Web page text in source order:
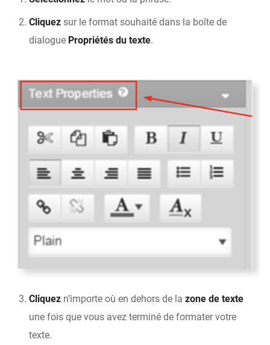
Cliquez sur le format souhaité dans la boîte de
dialogue Propriétés du texte.
Cliquez n’importe où en dehors de la zone de texte
une fois que vous avez terminé de formater votre
texte.